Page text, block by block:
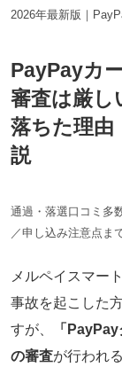
2026年最新版｜
PayPayカ
審査は厳し
落ちた理由
説
通過・落選口コミ多
／申し込み注意点ま
メルペイスマー
事故を起こした
すが、
「
の審査が行われ